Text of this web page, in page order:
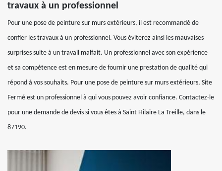
travaux à un professionnel
Pour une pose de peinture sur murs extérieurs, il est recommandé de
confier les travaux à un professionnel. Vous éviterez ainsi les mauvaises
surprises suite à un travail malfait. Un professionnel avec son expérience
et sa compétence est en mesure de fournir une prestation de qualité qui
répond à vos souhaits. Pour une pose de peinture sur murs extérieurs, Site
Fermé est un professionnel à qui vous pouvez avoir confiance. Contactez-le
pour une demande de devis si vous êtes à Saint Hilaire La Treille, dans le
87190.